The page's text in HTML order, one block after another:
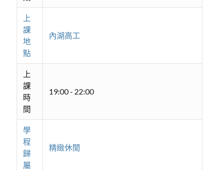
上
課
地
點
內湖高工
上
課
時
間
19:00 - 22:00
學
程
歸
屬
精緻休閒